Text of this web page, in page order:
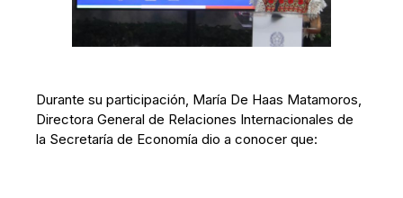
Durante su participación, María De Haas Matamoros,
Directora General de Relaciones Internacionales de
la Secretaría de Economía dio a conocer que: